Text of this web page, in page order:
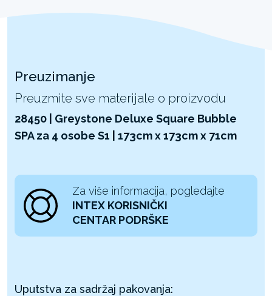
Preuzimanje
Preuzmite sve materijale o proizvodu
28450 | Greystone Deluxe Square Bubble
SPA za 4 osobe S1 | 173cm x 173cm x 71cm
Za više informacija, pogledajte
INTEX KORISNIČKI
CENTAR PODRŠKE
Uputstva za sadržaj pakovanja: